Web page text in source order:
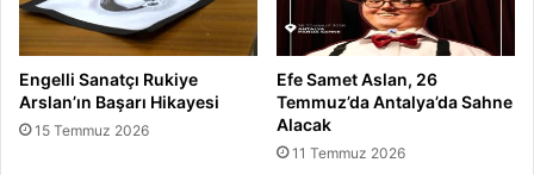
Engelli Sanatçı Rukiye
Arslan’ın Başarı Hikayesi
15 Temmuz 2026
Efe Samet Aslan, 26
Temmuz’da Antalya’da Sahne
Alacak
11 Temmuz 2026